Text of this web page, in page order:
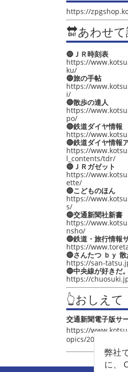
弊社
に、
https://
🔛あわせ
🔵ＪＲ時刻表
https://
ku/
🔵旅の手帖
https://
i/
🔵散歩の達人
https://
po/
🔵鉄道ダイヤ情報
https://
🔵鉄道ダイヤ情報
https://
l_contents/tdr/
🔵ＪＲガゼット
https://
ette/
🔵こどものほん
https://
s/
🔵交通新聞社新書
https://
nsho/
🔵鉄道・旅行情報
https://
🔵さんたつ ｂｙ
https://san-
🔵中央線が好きだ
https://
👆おしえ
交通新聞電子版サ
https://
opics/2021/